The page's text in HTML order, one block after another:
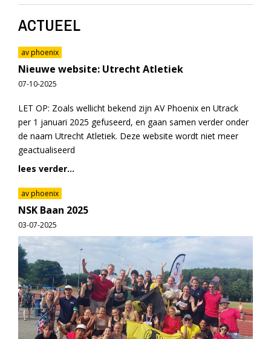
ACTUEEL
av phoenix
Nieuwe website: Utrecht Atletiek
07-10-2025
LET OP: Zoals wellicht bekend zijn AV Phoenix en Utrack
per 1 januari 2025 gefuseerd, en gaan samen verder onder
de naam Utrecht Atletiek. Deze website wordt niet meer
geactualiseerd
lees verder...
av phoenix
NSK Baan 2025
03-07-2025